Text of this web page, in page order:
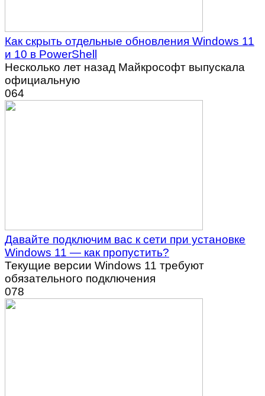
Как скрыть отдельные обновления Windows 11
и 10 в PowerShell
Несколько лет назад Майкрософт выпускала
официальную
064
Давайте подключим вас к сети при установке
Windows 11 — как пропустить?
Текущие версии Windows 11 требуют
обязательного подключения
078